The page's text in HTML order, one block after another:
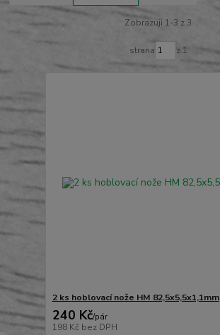
Zobrazuji 1-3 z 3
strana z 1
2 ks hoblovací nože HM 82,5x5,5x1,1mm
240 Kč/pár
198 Kč bez DPH